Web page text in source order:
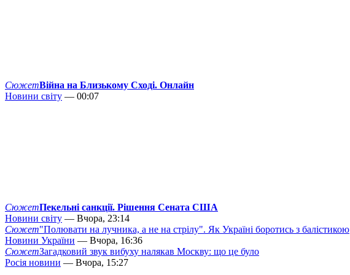
СюжетВійна на Близькому Сході. Онлайн
Новини світу — 00:07
СюжетПекельні санкції. Рішення Сената США
Новини світу — Вчора, 23:14
Сюжет"Полювати на лучника, а не на стрілу". Як Україні боротись з балістикою
Новини України — Вчора, 16:36
СюжетЗагадковий звук вибуху налякав Москву: що це було
Росія новини — Вчора, 15:27